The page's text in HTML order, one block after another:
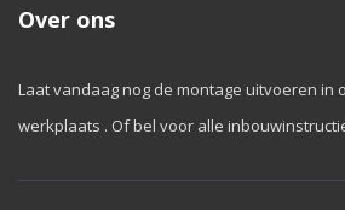
Over ons
Laat vandaag nog de montage uitvoeren in
werkplaats . Of bel voor alle